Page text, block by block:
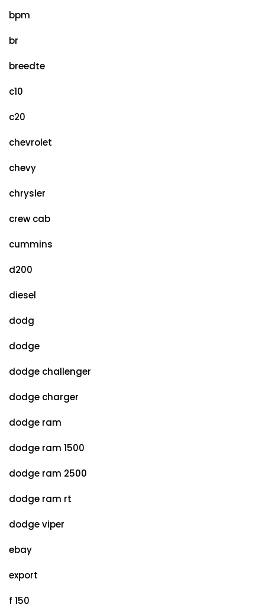
bpm
br
breedte
c10
c20
chevrolet
chevy
chrysler
crew cab
cummins
d200
diesel
dodg
dodge
dodge challenger
dodge charger
dodge ram
dodge ram 1500
dodge ram 2500
dodge ram rt
dodge viper
ebay
export
f 150